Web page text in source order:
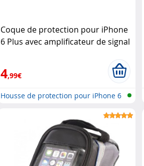
Coque de protection pour iPhone
6 Plus avec amplificateur de signal
4,99€
Housse de protection pour iPhone 6